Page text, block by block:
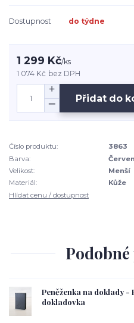
Dostupnost do týdne
1 299 Kč/ks
1 074 Kč bez DPH
Přidat do
Číslo produktu:
3863
Barva:
Velikost:
Menší
Materiál:
Kůže
Hlídat cenu / dostupnost
Peněženka na doklady -
dokladovka